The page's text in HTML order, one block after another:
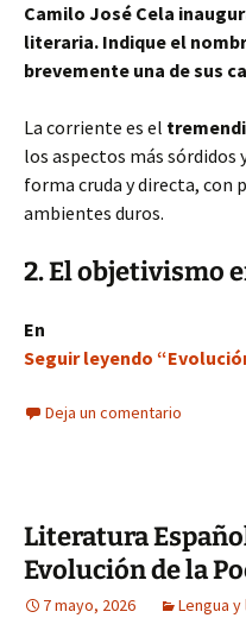
Camilo José Cela
literaria. Indique el
brevemente una de sus
La corriente es el
los aspectos más sórdidos
forma cruda y directa, con
ambientes duros.
2. El objetivismo
En
Seguir leyendo
Deja un comentario
Literatura
Evolución de la
7 mayo, 2026 Lengua